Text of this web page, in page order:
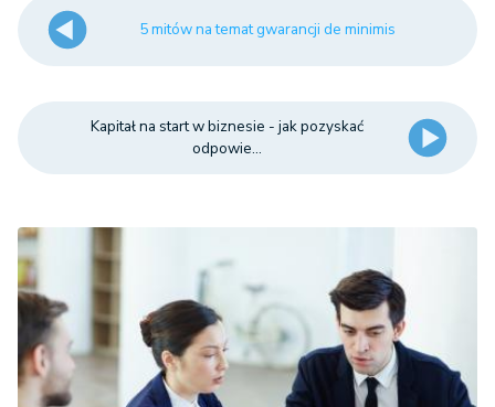
5 mitów na temat gwarancji de minimis
Kapitał na start w biznesie - jak pozyskać
odpowie...